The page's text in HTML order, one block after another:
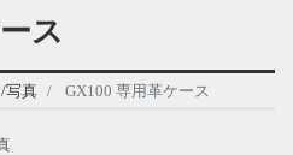
ス
写真 GX100 専用革ケース